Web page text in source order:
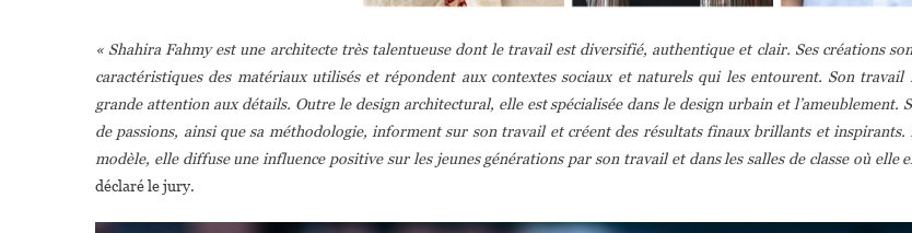
« Shahira Fahmy est une architecte très talentueuse dont le travail est diversifié, authentique et clair. Ses créations
caractéristiques des matériaux utilisés et répondent aux contextes sociaux et naturels qui les entourent. Son travail
grande attention aux détails. Outre le design architectural, elle est spécialisée dans le design urbain et l’ameublement.
de passions, ainsi que sa méthodologie, informent sur son travail et créent des résultats finaux brillants et inspirants.
modèle, elle diffuse une influence positive sur les jeunes générations par son travail et dans les salles de classe où elle
déclaré le jury.